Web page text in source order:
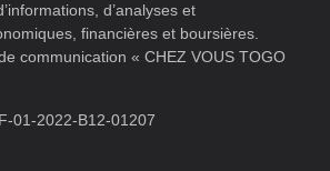
d’analyses et
financières et boursières.
communication « CHEZ VOUS TOGO
01-2022-B12-01207